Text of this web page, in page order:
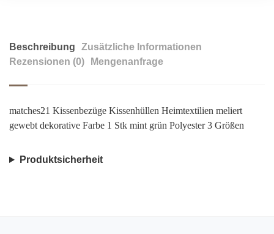
Beschreibung
Zusätzliche Informationen
Rezensionen (0)
Mengenanfrage
matches21 Kissenbezüge Kissenhüllen Heimtextilien meliert
gewebt dekorative Farbe 1 Stk mint grün Polyester 3 Größen
Produktsicherheit